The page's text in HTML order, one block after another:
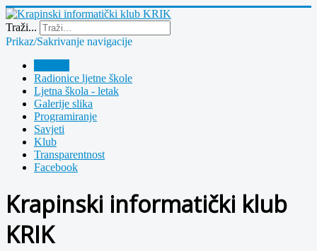
Traži...
Prikaz/Sakrivanje navigacije
Radionice ljetne škole
Ljetna škola - letak
Galerije slika
Programiranje
Savjeti
Klub
Transparentnost
Facebook
Krapinski informatički klub
KRIK
Year
Month
Year
Month